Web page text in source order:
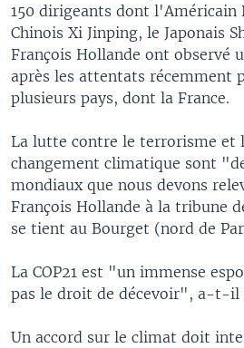
150 dirigeants dont l'Américain
Chinois Xi Jinping, le Japonais
François Hollande ont observé
après les attentats récemment
plusieurs pays, dont la France.
La lutte contre le terrorisme et
changement climatique sont
mondiaux que nous devons
François Hollande à la tribune
se tient au Bourget (nord de
La COP21 est "un immense
pas le droit de décevoir", a-t-il
Un accord sur le climat doit